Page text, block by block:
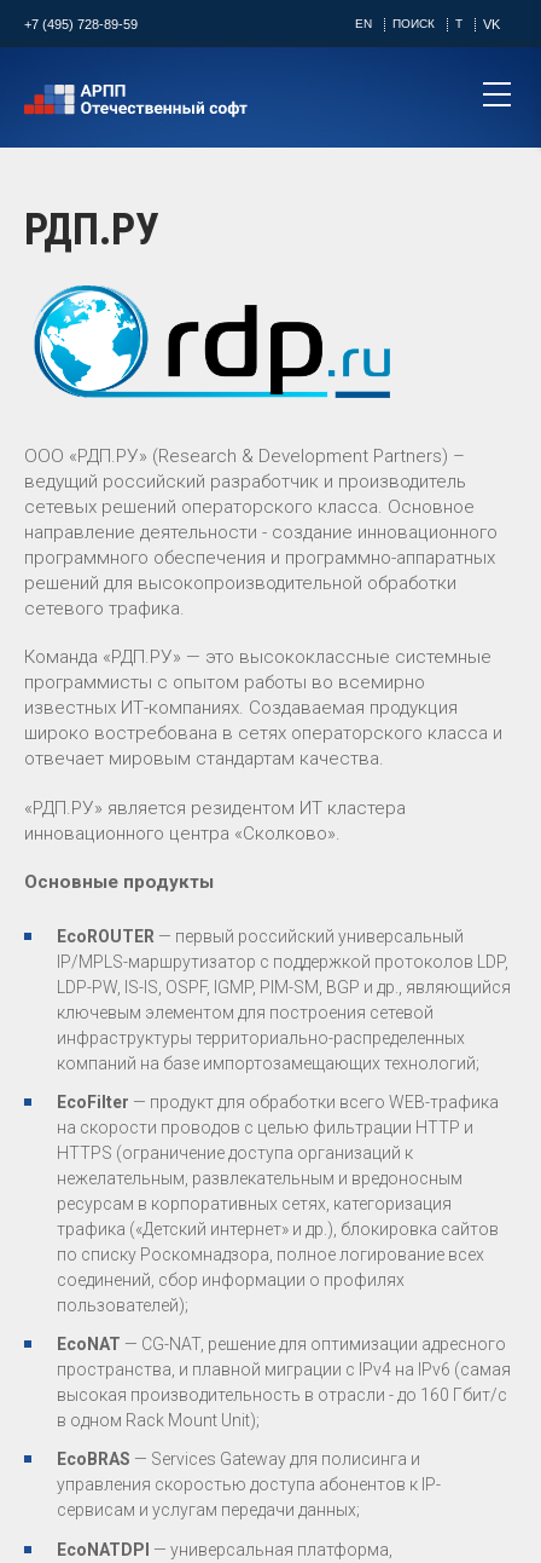
+7 (495) 728-89-59 EN ПОИСК T VK
РДП.РУ
ООО «РДП.РУ» (Research & Development Partners) –
ведущий российский разработчик и производитель
сетевых решений операторского класса. Основное
направление деятельности - создание инновационного
программного обеспечения и программно-аппаратных
решений для высокопроизводительной обработки
сетевого трафика.
Команда «РДП.РУ» — это высококлассные системные
программисты с опытом работы во всемирно
известных ИТ-компаниях. Создаваемая продукция
широко востребована в сетях операторского класса и
отвечает мировым стандартам качества.
«РДП.РУ» является резидентом ИТ кластера
инновационного центра «Сколково».
Основные продукты
EcoROUTER — первый российский универсальный
IP/MPLS-маршрутизатор с поддержкой протоколов LDP,
LDP-PW, IS-IS, OSPF, IGMP, PIM-SM, BGP и др., являющийся
ключевым элементом для построения сетевой
инфраструктуры территориально-распределенных
компаний на базе импортозамещающих технологий;
EcoFilter — продукт для обработки всего WEB-трафика
на скорости проводов с целью фильтрации HTTP и
HTTPS (ограничение доступа организаций к
нежелательным, развлекательным и вредоносным
ресурсам в корпоративных сетях, категоризация
трафика («Детский интернет» и др.), блокировка сайтов
по списку Роскомнадзора, полное логирование всех
соединений, сбор информации о профилях
пользователей);
EcoNAT — CG-NAT, решение для оптимизации адресного
пространства, и плавной миграции с IPv4 на IPv6 (самая
высокая производительность в отрасли - до 160 Гбит/c
в одном Rack Mount Unit);
EcoBRAS — Services Gateway для полисинга и
управления скоростью доступа абонентов к IP-
сервисам и услугам передачи данных;
EcoNATDPI — универсальная платформа,